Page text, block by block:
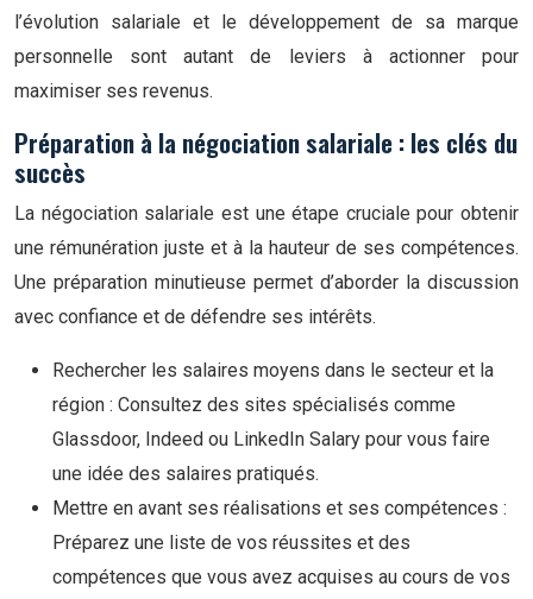
l’évolution salariale et le développement de sa marque
personnelle sont autant de leviers à actionner pour
maximiser ses revenus.
Préparation à la négociation salariale : les clés du
succès
La négociation salariale est une étape cruciale pour obtenir
une rémunération juste et à la hauteur de ses compétences.
Une préparation minutieuse permet d’aborder la discussion
avec confiance et de défendre ses intérêts.
Rechercher les salaires moyens dans le secteur et la
région : Consultez des sites spécialisés comme
Glassdoor, Indeed ou LinkedIn Salary pour vous faire
une idée des salaires pratiqués.
Mettre en avant ses réalisations et ses compétences :
Préparez une liste de vos réussites et des
compétences que vous avez acquises au cours de vos